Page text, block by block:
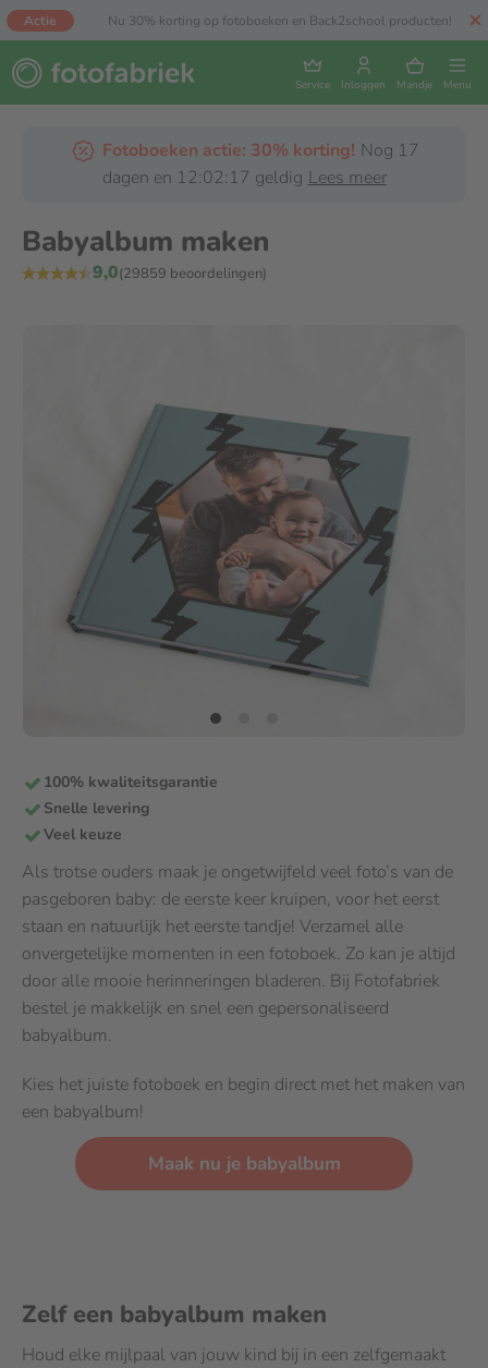
Actie Nu 30% korting op fotoboeken en Back2school producten!
Service Inloggen Mandje Menu
Fotoboeken actie: 30% korting! Nog 17
dagen en 12:02:16 geldig Lees meer
Babyalbum maken
9,0(29859 beoordelingen)
100% kwaliteitsgarantie
Snelle levering
Veel keuze
Als trotse ouders maak je ongetwijfeld veel foto’s van de
pasgeboren baby: de eerste keer kruipen, voor het eerst
staan en natuurlijk het eerste tandje! Verzamel alle
onvergetelijke momenten in een fotoboek. Zo kan je altijd
door alle mooie herinneringen bladeren. Bij Fotofabriek
bestel je makkelijk en snel een gepersonaliseerd
babyalbum.
Kies het juiste fotoboek en begin direct met het maken van
een babyalbum!
Maak nu je babyalbum
Zelf een babyalbum maken
Houd elke mijlpaal van jouw kind bij in een zelfgemaakt